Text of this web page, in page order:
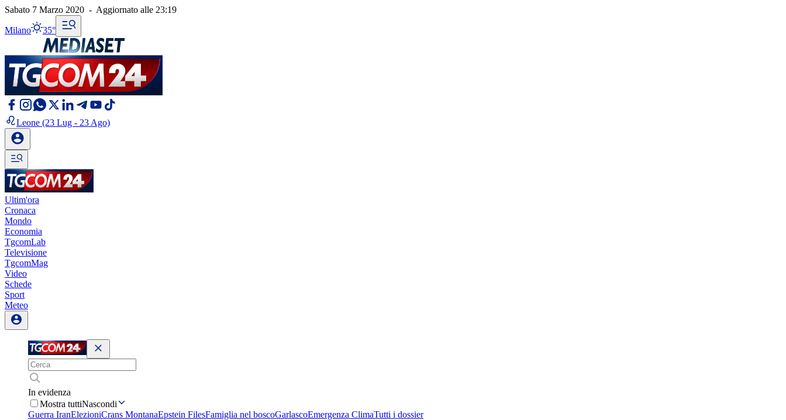
Sabato 7 Marzo 2020 - Aggiornato alle 23:19
Milano 35°
Leone (23 Lug - 23 Ago)
Ultim'ora
Cronaca
Mondo
Economia
TgcomLab
Televisione
TgcomMag
Video
Schede
Sport
Meteo
In evidenza
Mostra tuttiNascondi
Guerra IranElezioniCrans MontanaEpstein FilesFamiglia nel boscoGarlascoEmergenza ClimaTutti i dossier